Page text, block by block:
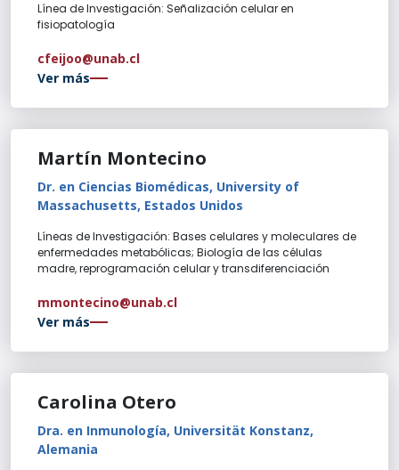
Línea de Investigación: Señalización celular en
fisiopatología
cfeijoo@unab.cl
Ver más
Martín Montecino
Dr. en Ciencias Biomédicas, University of
Massachusetts, Estados Unidos
Líneas de Investigación: Bases celulares y moleculares de
enfermedades metabólicas; Biología de las células
madre, reprogramación celular y transdiferenciación
mmontecino@unab.cl
Ver más
Carolina Otero
Dra. en Inmunología, Universität Konstanz,
Alemania